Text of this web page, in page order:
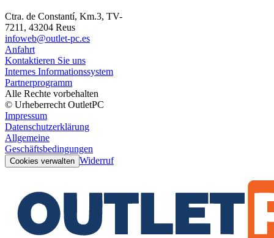
Ctra. de Constantí, Km.3, TV-
7211, 43204 Reus
infoweb@outlet-pc.es
Anfahrt
Kontaktieren Sie uns
Internes Informationssystem
Partnerprogramm
Alle Rechte vorbehalten
© Urheberrecht OutletPC
Impressum
Datenschutzerklärung
Allgemeine
Geschäftsbedingungen
Cookies verwalten Widerruf